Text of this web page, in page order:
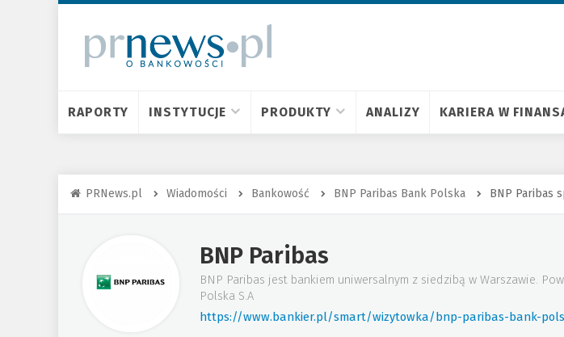
RAPORTY INSTYTUCJE PRODUKTY ANALIZY KARIERA W
PRNews.pl Wiadomości Bankowość BNP Paribas Bank Polska BNP Paribas
BNP Paribas
BNP Paribas jest bankiem uniwersalnym z siedzibą w Warszawie.
Polska S.A
https://www.bankier.pl/smart/wizytowka/bnp-paribas-bank-